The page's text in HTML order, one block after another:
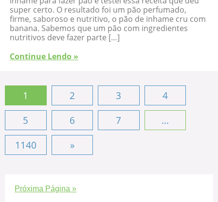
super certo. O resultado foi um pão perfumado,
firme, saboroso e nutritivo, o pão de inhame cru com
banana. Sabemos que um pão com ingredientes
nutritivos deve fazer parte […]
Continue Lendo »
1 2 3
4
5
6 7
...
1140
»
Próxima Página »